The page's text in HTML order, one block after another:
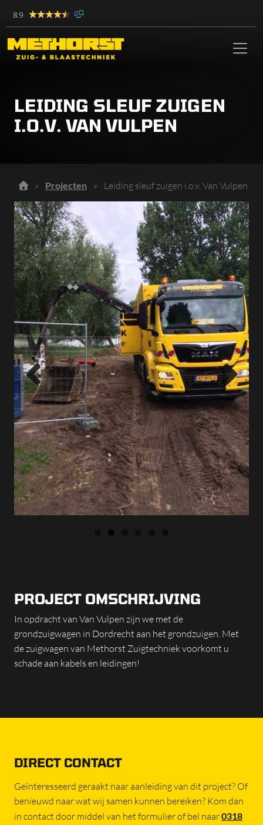
8.9
LEIDING SLEUF ZUIGEN
I.O.V. VAN VULPEN
» Projecten » Leiding sleuf zuigen i.o.v. Van Vulpen
Previous Next
PROJECT OMSCHRIJVING
In opdracht van Van Vulpen zijn we met de
grondzuigwagen in Dordrecht aan het grondzuigen. Met
de zuigwagen van Methorst Zuigtechniek voorkomt u
schade aan kabels en leidingen!
DIRECT CONTACT
Geïnteresseerd geraakt naar aanleiding van dit project? Of
benieuwd naar wat wij samen kunnen bereiken? Kom dan
in contact door middel van het formulier of bel naar0318